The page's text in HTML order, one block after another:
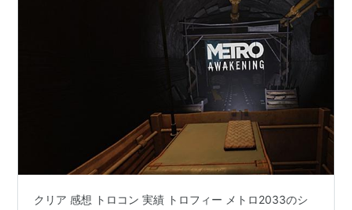
クリア 感想 トロコン 実績 トロフィー メトロ2033のシ